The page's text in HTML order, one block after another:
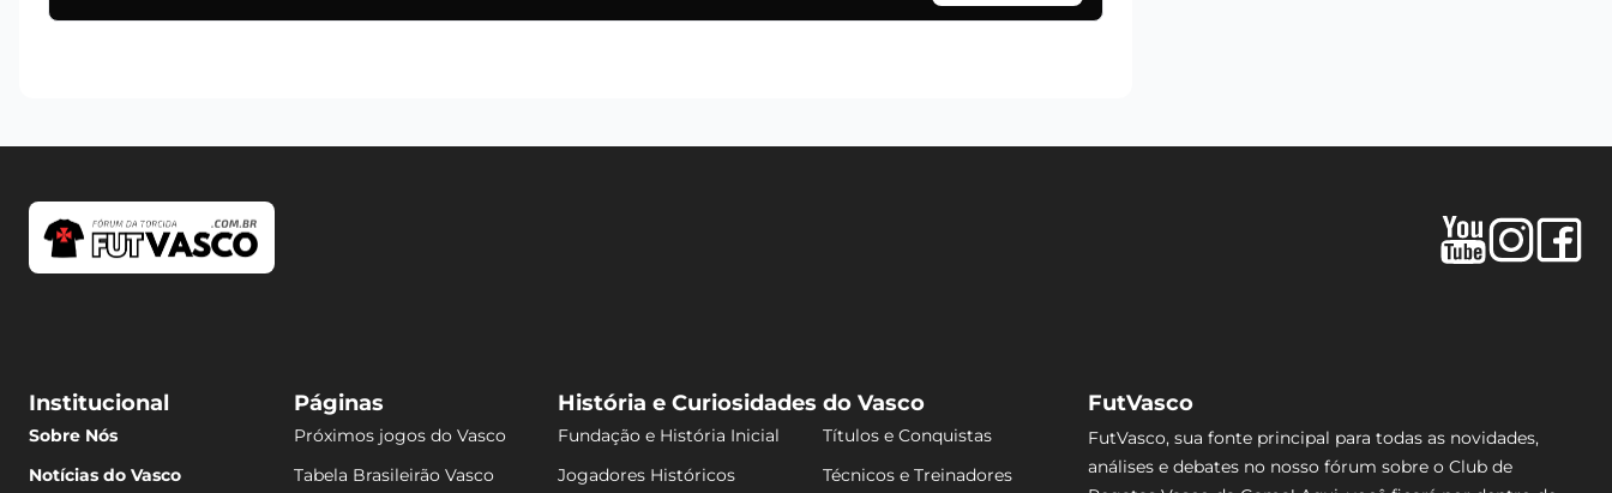
Institucional
Sobre Nós
Notícias do Vasco
Páginas
Próximos jogos do Vasco
Tabela Brasileirão Vasco
História e Curiosidades do Vasco
Fundação e História Inicial
Títulos e Conquistas
Jogadores Históricos
Técnicos e Treinadores
FutVasco
FutVasco, sua fonte principal para todas as novidades,
análises e debates no nosso fórum sobre o Club de